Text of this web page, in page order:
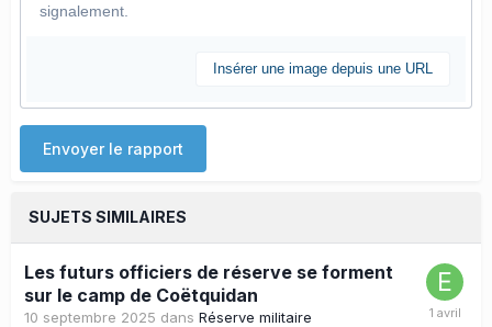
signalement.
Insérer une image depuis une URL
Envoyer le rapport
SUJETS SIMILAIRES
Les futurs officiers de réserve se forment
sur le camp de Coëtquidan
10 septembre 2025 dans Réserve militaire